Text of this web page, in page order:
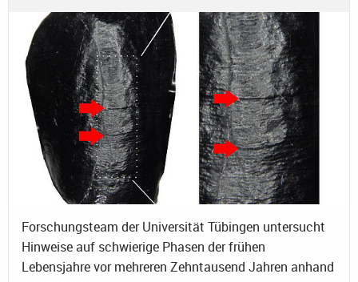
Forschungsteam der Universität Tübingen untersucht
Hinweise auf schwierige Phasen der frühen
Lebensjahre vor mehreren Zehntausend Jahren anhand